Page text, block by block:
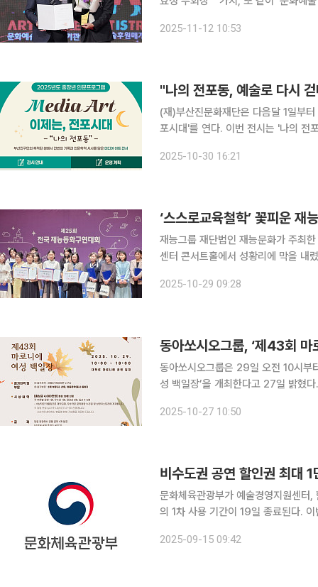
인증은 HS효성첨단소재가 HS효성그
2025-11-12 10:53
"나의 전포동, 예술로 다시
(재)부산진문화재단은 다음달 1일부
포시대'를 연다. 이번 전시는 '나의 전포동'을 주제로, 부산진구민의 일상과 기억, 그리고 도시의 서
며, 익숙한 골목과 사람들의 이야기를
2025-10-30 16:21
‘스스로교육철학’ 꽃피운 재
재능그룹 재단법인 재능문화가 주최
센터 콘서트홀에서 성황리에 막을 내렸다. 재능동화구연대회는 2001년 시작된 이래 어
약 4개월간의 예선과 본선을 거쳐 진
2025-10-29 09:28
동아쏘시오그룹, ‘제43회 마
동아쏘시오그룹은 29일 오전 10시부
성 백일장’을 개최한다고 27일 밝혔다. 한국문화예술위원회가 주최하고 문화체육관광부, 수석
맞이했다. 여성이면 누구나 무
2025-10-27 10:50
비수도권 공연 할인권 최대
문화체육관광부가 예술경영지원센터
의 1차 사용 기간이 19일 종료된다. 이
2025-09-15 09:42